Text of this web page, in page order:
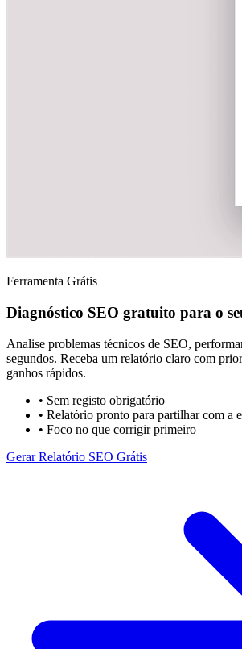
Ferramenta Grátis
Diagnóstico SEO gratuito para o
Analise problemas técnicos de SEO,
segundos. Receba um relatório claro com
ganhos rápidos.
• Sem registo obrigatório
• Relatório pronto para partilhar com a
• Foco no que corrigir primeiro
Gerar Relatório SEO Grátis